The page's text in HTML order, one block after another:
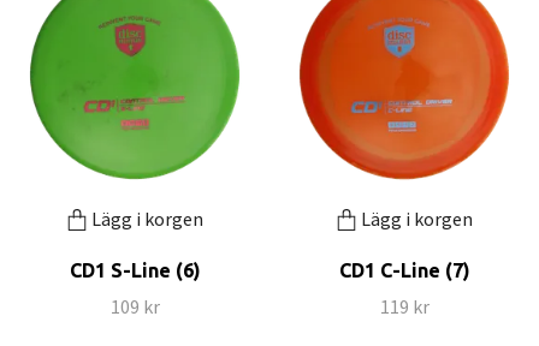
Lägg i korgen
CD1 S-Line (6)
109 kr
Lägg i korgen
CD1 C-Line (7)
119 kr